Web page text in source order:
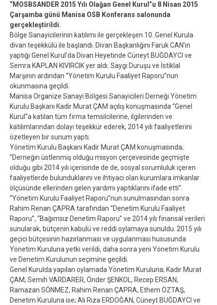
“MOSBSANDER 2015 Yılı Olağan Genel Kurul”u 8 Nisan 2015
Çarşamba günü Manisa OSB Konferans salonunda
gerçekleştirildi.
Bölge Sanayicilerinin katılımı ile gerçekleşen 10. Genel Kurula
divan teşekkülü ile başlandı. Divan Başkanlığını Faruk CAN’ın
yaptığı Genel Kurul’da Divan Heyetinde Cüneyt BUĞDAYCI ve
Semra KAPLAN KIVIRCIK yer aldı. Saygı Duruşu ve İstiklal
Marşının ardından “Yönetim Kurulu Faaliyet Raporu”nun
okunmasına geçildi.
Manisa Organize Sanayi Bölgesi Sanayicileri Derneği Yönetim
Kurulu Başkanı Kadir Murat ÇAM açılış konuşmasında “Genel
Kurul”a katılan tüm firma temsilcilerine, ilgilerinden ve
katılımlarından dolayı teşekkür ederek, 2014 yılı faaliyetlerini
özetleyen bir sunum yaptı.
Yönetim Kurulu Başkanı Kadir Murat ÇAM konuşmasında;
“Derneğin üstlenmiş olduğu misyon çerçevesinde geçmişte
olduğu gibi 2014 yılı içerisinde de de, sosyal sorumluluk içeren
faaliyetlerde bulunduklarını ve ihtiyacı olan kurumlara imkanlar
ölçüsünde ellerinden gelen yardımı yaptıklarını ifade etti”.
“Yönetim Kurulu Faaliyet Raporu”nun sunulmasından sonra
Rahim Renan ÇAPRA tarafından “Denetim Kurulu Faaliyet
Raporu”, “Bağımsız Denetim Raporu” ve 2014 yılı finansal verileri
sunularak, bütçenin kabulü ve reddi oylamaya sunuldu. 2015 yılı
geçici bütçesinin hazırlanması ve uygulanması hususunda
Yönetim Kuruluna yetki verildi, daha sonra yeni Yönetim Kurulu
ve Denetim Kurulunun seçimine geçildi.
Genel Kurulda yapılan oylamada Yönetim Kuruluna; Kadir Murat
ÇAM, Semih VARDARER, Önder ŞENKOL, Recep ERSAN,
Ramazan SÖNMEZ, Rahim Renan ÇAPRA, Ethem ÖZTAŞ,
Denetim Kuruluna ise; Ali Rıza ERDOĞAN, Cüneyt BUĞDAYCI ve